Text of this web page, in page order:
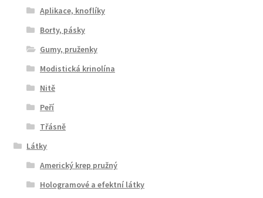
Aplikace, knoflíky
Borty, pásky
Gumy, pruženky
Modistická krinolína
Nitě
Peří
Třásně
Látky
Americký krep pružný
Hologramové a efektní látky